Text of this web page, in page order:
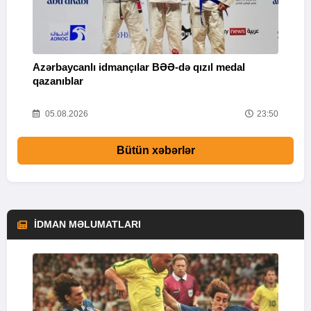
Azərbaycanlı idmançılar BƏƏ-də qızıl medal
qazanıblar
05.08.2026 23:50
Bütün xəbərlər
İDMAN MƏLUMATLARI